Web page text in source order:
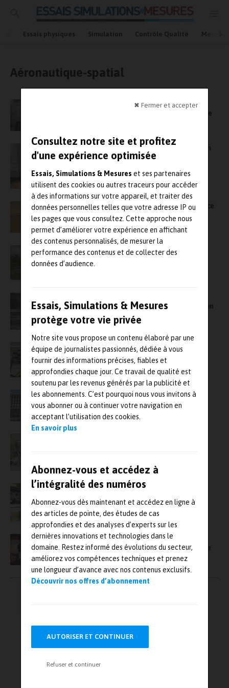
✖ Fermer et accepter
Consultez notre site et profitez
d'une expérience optimisée
Essais, Simulations & Mesures et ses partenaires
utilisent des cookies ou autres traceurs pour accéder
à des informations sur votre appareil, et traiter des
données personnelles telles que votre adresse IP ou
les pages que vous consultez. Cette approche nous
permet d’améliorer votre expérience en affichant
des contenus personnalisés, de mesurer la
performance des contenus et de collecter des
données d’audience.
Essais, Simulations & Mesures
protège votre vie privée
Notre site vous propose un contenu élaboré par une
équipe de journalistes passionnés, dédiée à vous
fournir des informations précises, fiables et
approfondies chaque jour. Ce travail de qualité est
soutenu par les revenus générés par la publicité et
les abonnements. C’est pourquoi nous vous invitons à
vous abonner ou à continuer votre navigation en
acceptant l’utilisation des cookies.
En savoir plus
Abonnez-vous et accédez à
l’intégralité des numéros
Abonnez-vous dès maintenant et accédez en ligne à
des articles de pointe, des études de cas
approfondies et des analyses d’experts sur les
dernières innovations et technologies dans le
domaine. Restez informé des évolutions du secteur,
améliorez vos compétences techniques et prenez
une longueur d’avance avec nos contenus exclusifs.
Découvrir nos offres d’abonnement
AUTORISER ET CONTINUER
Refuser et continuer
Essais physiques Simulation Contrôle Qualité Mesures
Aéronautique-spatial
Le Cetim va réaliser des éprouvettes en
composite et des contrôles par tomographie
PCB Piezotronics distribue les produits Heim
de Safran Data Systems
L’ISAE-Supaero capte des sons sur Mars grâce
au robot Perseverance
Clemessy met en œuvre le banc d’essai de
fusée Ariane avec Syclone
course électrique Air Race E avec la simulation
numérique
Des essais vibratoires pour accélérer le
développement de l’X-57 Maxwell, l’avion
électrique de la Nasa
Un nouveau centre de R&D dédié à
l’électronique pour Safran
Daher livre à DGA-Essais en vol son premier
TBM 940
Safran distingue Beyond Aero, aux côtés de
Manitty et PaIRe, start-up lauréates de la 11e
édition du prix Jean-Louis Gerondeau
8 9 →